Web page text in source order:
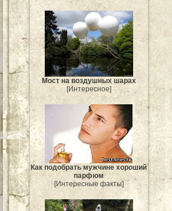
Мост на воздушных шарах
[Интересное]
Как подобрать мужчине хороший
парфюм
[Интересные факты]